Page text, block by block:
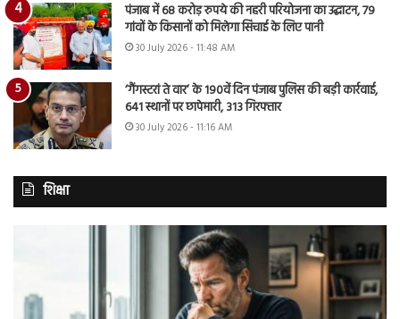
पंजाब में 68 करोड़ रुपये की नहरी परियोजना का उद्घाटन, 79
गांवों के किसानों को मिलेगा सिंचाई के लिए पानी
30 July 2026 - 11:48 AM
‘गैंगस्टरां ते वार’ के 190वें दिन पंजाब पुलिस की बड़ी कार्रवाई,
641 स्थानों पर छापेमारी, 313 गिरफ्तार
30 July 2026 - 11:16 AM
शिक्षा